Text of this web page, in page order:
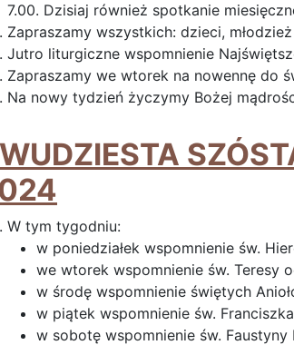
7.00. Dzisiaj również spotkanie
Zapraszamy wszystkich: dzieci,
Jutro liturgiczne wspomnienie
Zapraszamy we wtorek na nowennę do
Na nowy tydzień życzymy Bożej
W tym tygodniu:
w poniedziałek wspomnienie św.
we wtorek wspomnienie św. Teresy
w środę wspomnienie świętych
w piątek wspomnienie św.
w sobotę wspomnienie św. Faustyny